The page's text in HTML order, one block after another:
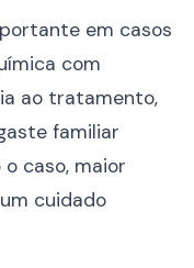
em casos
com
ao tratamento,
familiar
caso, maior
cuidado